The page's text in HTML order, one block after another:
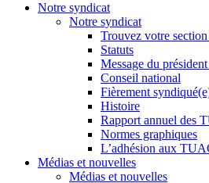
Notre syndicat
Notre syndicat
Trouvez votre
Statuts
Message du
Conseil national
Fièrement
Histoire
Rapport annuel des
Normes graphiques
L’adhésion aux
Médias et nouvelles
Médias et nouvelles